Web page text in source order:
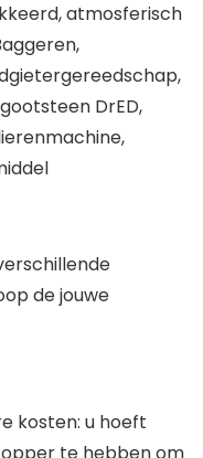
atmosferisch
DrED,
de jouwe
kosten: u hoeft